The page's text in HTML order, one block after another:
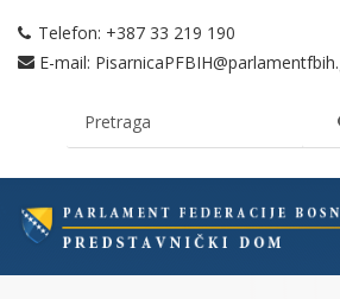
Telefon: +387 33 219 190
E-mail: